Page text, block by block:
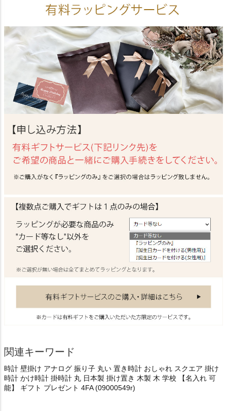
関連キーワード
時計 壁掛け アナログ 振り子 丸い 置き時計 おしゃれ スクエア 掛け
時計 かけ時計 掛時計 丸 日本製 掛け置き 木製 木 学校 【名入れ 可
能】 ギフト プレゼント 4FA (09000549r)